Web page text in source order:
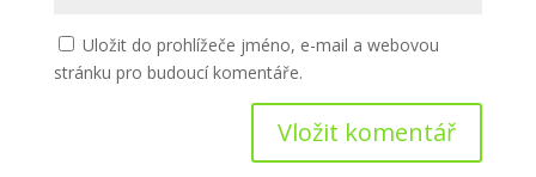
Uložit do prohlížeče jméno, e-mail a webovou
stránku pro budoucí komentáře.